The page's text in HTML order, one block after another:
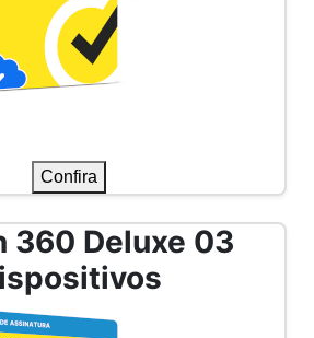
Confira
360 Gamers 12
Meses